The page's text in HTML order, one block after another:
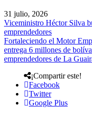
31 julio, 2026
Viceministro Héctor Silva
emprendedores
Fortaleciendo el Motor
entrega 6 millones de
emprendedores de La
¡Compartir este!
Facebook
Twitter
Google Plus